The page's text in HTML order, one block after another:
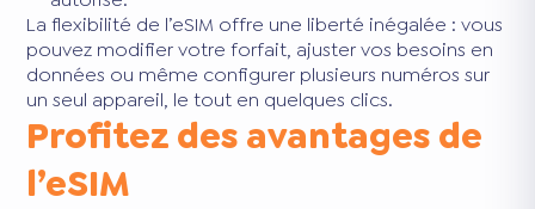
La flexibilité de l’eSIM offre une liberté inégalée : vous
pouvez modifier votre forfait, ajuster vos besoins en
données ou même configurer plusieurs numéros sur
un seul appareil, le tout en quelques clics.
Profitez des avantages de
l’eSIM